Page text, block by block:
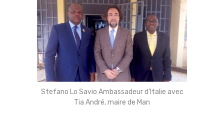
Stefano Lo Savio Ambassadeur d’Italie avec
Tia André, maire de Man